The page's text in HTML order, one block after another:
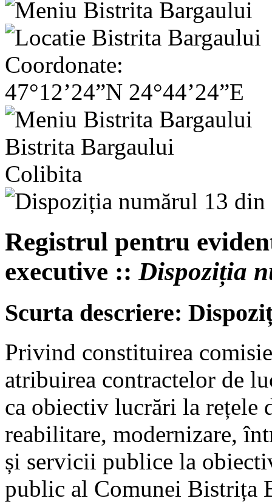
Coordonate:
47°12’24”N 24°44’24”E
Bistrita Bargaului
Colibita
Registrul pentru
executive :: Dispoziția
Scurta descriere:
Privind constituirea
atribuirea contractelor de
ca obiectiv lucrări la rețele
reabilitare, modernizare,
și servicii publice la
public al Comunei Bistrița